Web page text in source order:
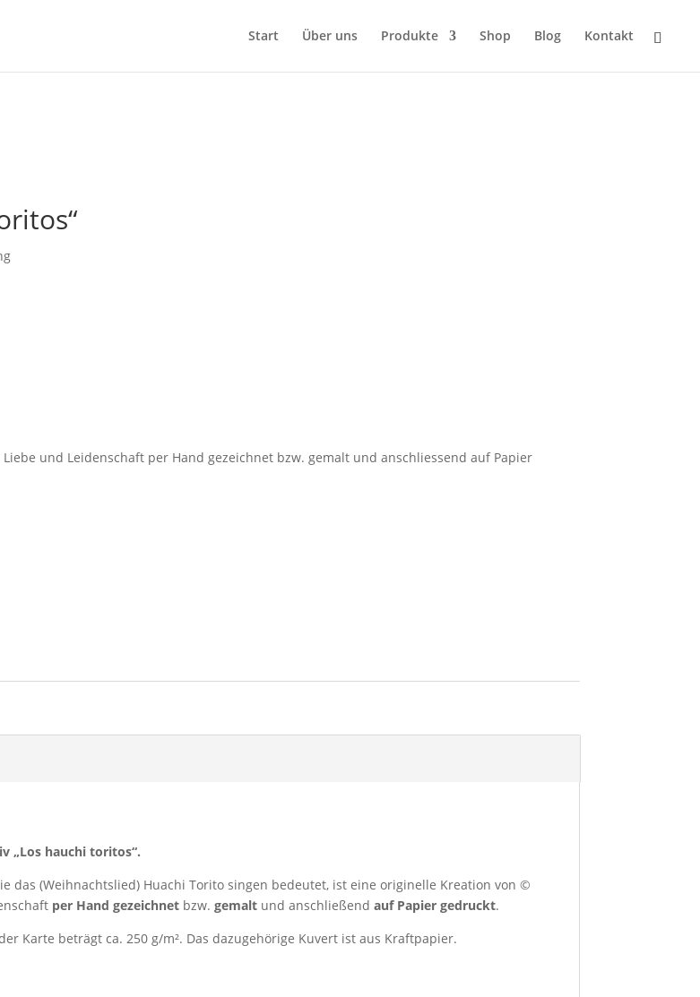
Start Über uns Produkte Shop Blog Kontakt
und Leidenschaft per Hand gezeichnet bzw. gemalt und anschliessend auf Papier
„Los hauchi toritos“.
das (Weihnachtslied) Huachi Torito singen bedeutet, ist eine originelle Kreation von ©
per Hand gezeichnet bzw.gemalt und anschließendauf Papier gedruckt.
Karte beträgt ca. 250 g/m². Das dazugehörige Kuvert ist aus Kraftpapier.